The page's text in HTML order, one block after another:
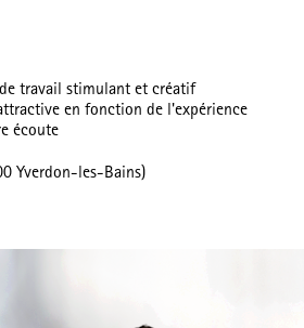
travail stimulant et créatif
en fonction de l'expérience
écoute
Yverdon-les-Bains)